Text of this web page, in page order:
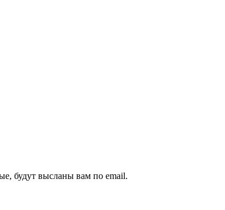
будут высланы вам по email.